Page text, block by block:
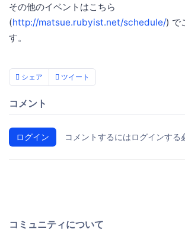
その他のイベントはこちら
(http://matsue.rubyist.net/schedule/) で
す。
シェア ツイート
コメント
ログイン コメントするにはログインする
コミュニティについて